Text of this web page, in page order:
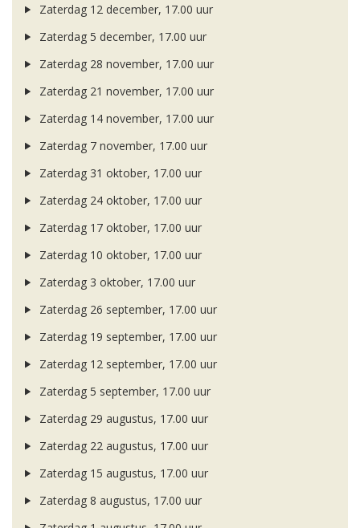
Zaterdag 12 december, 17.00 uur
Zaterdag 5 december, 17.00 uur
Zaterdag 28 november, 17.00 uur
Zaterdag 21 november, 17.00 uur
Zaterdag 14 november, 17.00 uur
Zaterdag 7 november, 17.00 uur
Zaterdag 31 oktober, 17.00 uur
Zaterdag 24 oktober, 17.00 uur
Zaterdag 17 oktober, 17.00 uur
Zaterdag 10 oktober, 17.00 uur
Zaterdag 3 oktober, 17.00 uur
Zaterdag 26 september, 17.00 uur
Zaterdag 19 september, 17.00 uur
Zaterdag 12 september, 17.00 uur
Zaterdag 5 september, 17.00 uur
Zaterdag 29 augustus, 17.00 uur
Zaterdag 22 augustus, 17.00 uur
Zaterdag 15 augustus, 17.00 uur
Zaterdag 8 augustus, 17.00 uur